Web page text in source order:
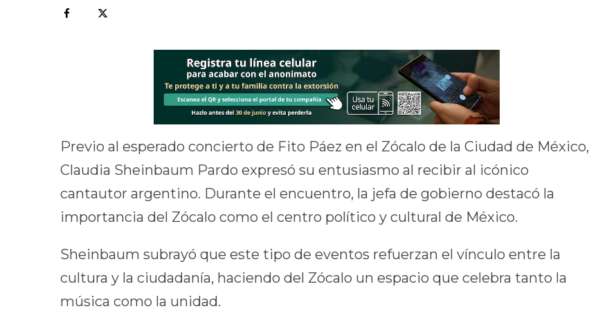
Previo al esperado concierto de Fito Páez en el Zócalo de la Ciudad de México,
Claudia Sheinbaum Pardo expresó su entusiasmo al recibir al icónico
cantautor argentino. Durante el encuentro, la jefa de gobierno destacó la
importancia del Zócalo como el centro político y cultural de México.
Sheinbaum subrayó que este tipo de eventos refuerzan el vínculo entre la
cultura y la ciudadanía, haciendo del Zócalo un espacio que celebra tanto la
música como la unidad.